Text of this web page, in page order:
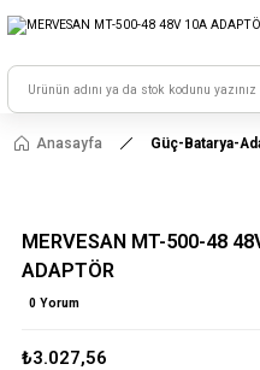
HAYAL ET -
Anasayfa Güç-Batarya-
MERVESAN MT-500-48
ADAPTÖR
0 Yorum
₺3.027,56